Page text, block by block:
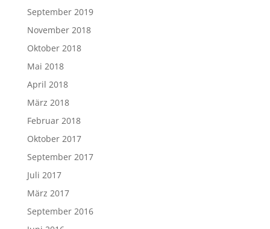
September 2019
November 2018
Oktober 2018
Mai 2018
April 2018
März 2018
Februar 2018
Oktober 2017
September 2017
Juli 2017
März 2017
September 2016